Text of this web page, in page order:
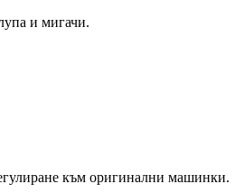
и мигачи.
към оригинални машинки.